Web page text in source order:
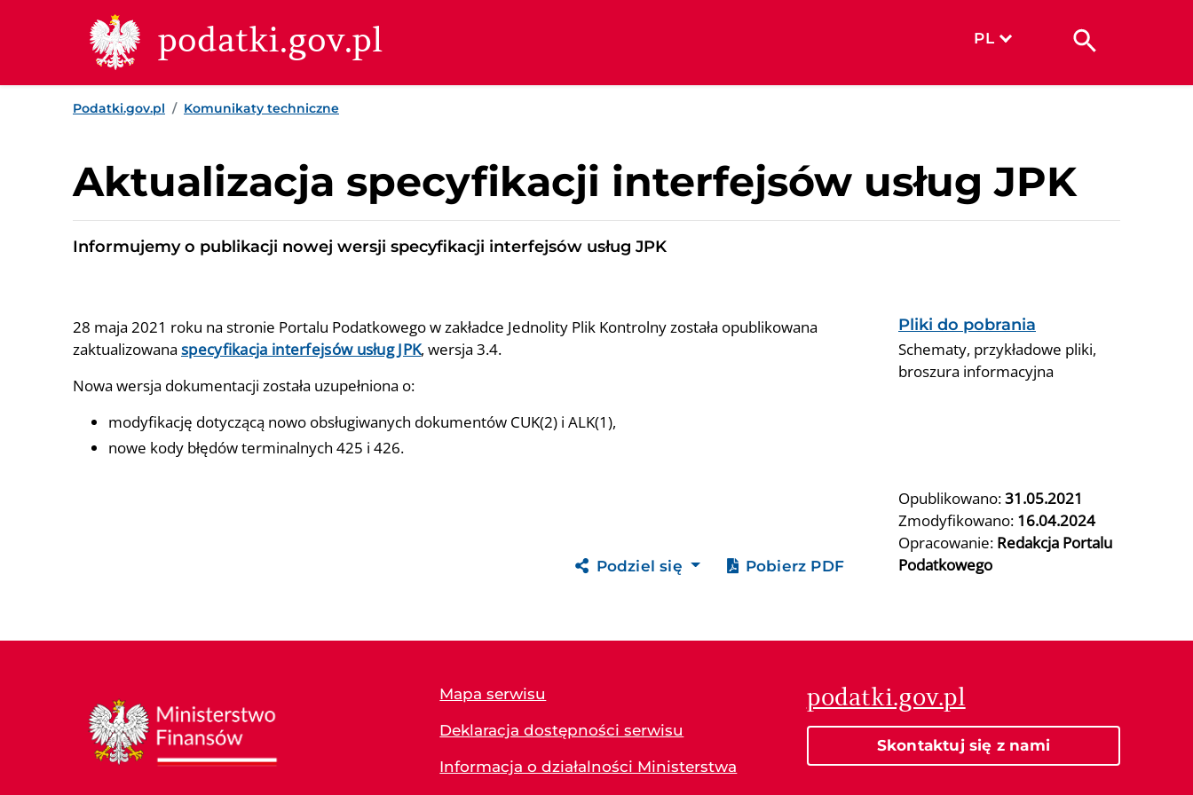
Przejdź do treści
Przejdź do wyszukiwarki
Przejdź do stopki
podatki.gov.pl PL
Podatki.gov.pl Komunikaty techniczne
Aktualizacja specyfikacji interfejsów usług JPK
Informujemy o publikacji nowej wersji specyfikacji interfejsów usług JPK
28 maja 2021 roku na stronie Portalu Podatkowego w zakładce Jednolity Plik Kontrolny została opublikowana
zaktualizowana specyfikacja interfejsów usług JPK, wersja 3.4.
Nowa wersja dokumentacji została uzupełniona o:
modyfikację dotyczącą nowo obsługiwanych dokumentów CUK(2) i ALK(1),
nowe kody błędów terminalnych 425 i 426.
Pliki do pobrania
Schematy, przykładowe pliki,
broszura informacyjna
Podziel się Pobierz PDF
Opublikowano:31.05.2021
Zmodyfikowano: 16.04.2024
Opracowanie: Redakcja Portalu
Podatkowego
Mapa serwisu
Deklaracja dostępności serwisu
Informacja o działalności Ministerstwa
podatki.gov.pl
Skontaktuj się z nami